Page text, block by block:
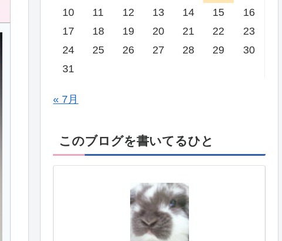
10
11 12 13 14 15
16
17
18 19 20 21 22
23
24
25 26 27 28 29
30
31
« 7月
このブログを書いてるひと